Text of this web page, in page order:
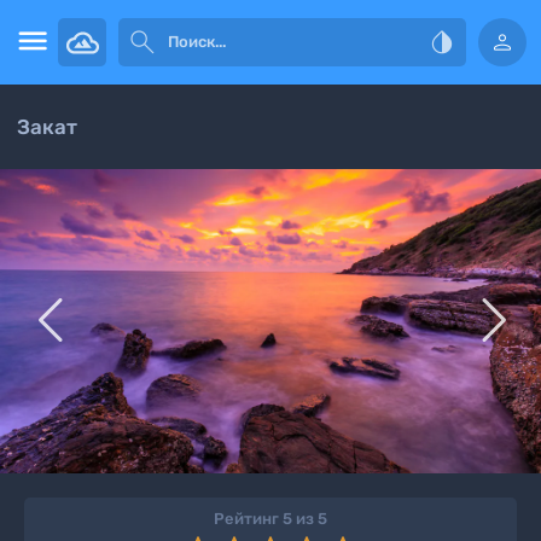
   
Закат
 
Рейтинг 5 из 5